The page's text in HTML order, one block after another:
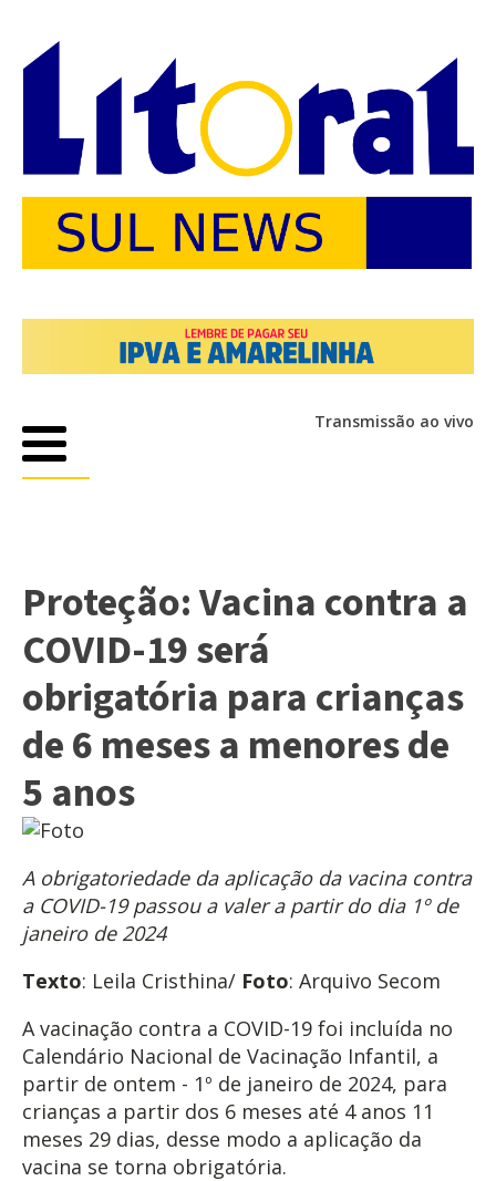
Transmissão ao vivo
Proteção: Vacina contra a
COVID-19 será
obrigatória para crianças
de 6 meses a menores de
5 anos
A obrigatoriedade da aplicação da vacina contra
a COVID-19 passou a valer a partir do dia 1º de
janeiro de 2024
Texto: Leila Cristhina/ Foto: Arquivo Secom
A vacinação contra a COVID-19 foi incluída no
Calendário Nacional de Vacinação Infantil, a
partir de ontem - 1º de janeiro de 2024, para
crianças a partir dos 6 meses até 4 anos 11
meses 29 dias, desse modo a aplicação da
vacina se torna obrigatória.